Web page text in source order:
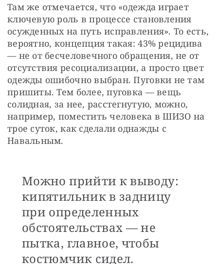
Там же отмечается, что «одежда играет
ключевую роль в процессе становления
осужденных на путь исправления». То есть,
вероятно, концепция такая: 43% рецидива
— не от бесчеловечного обращения, не от
отсутствия ресоциализации, а просто цвет
одежды ошибочно выбран. Пуговки не там
пришиты. Тем более, пуговка — вещь
солидная, за нее, расстегнутую, можно,
например, поместить человека в ШИЗО на
трое суток, как сделали однажды с
Навальным.
Можно прийти к выводу:
кипятильник в задницу
при определенных
обстоятельствах — не
пытка, главное, чтобы
костюмчик сидел.